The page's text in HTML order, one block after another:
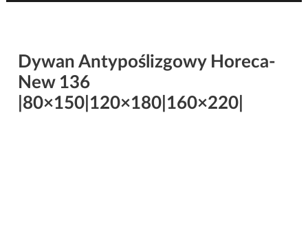
Dywan Antypoślizgowy Horeca-
New 136
|80×150|120×180|160×220|